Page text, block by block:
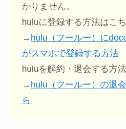
かりません。
huluに登録する方法はこ
→ hulu（フールー）に
がスマホで登録する方法
huluを解約・退会する方
→ hulu（フールー）の退
ら